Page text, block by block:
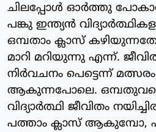
ചിലപ്പോൾ ഓർത്തു
പങ്കു ഇന്ത്യൻ
ഒമ്പതാം ക്ലാസ്
മാറി മറിയുന്നു എന്ന്.
നിർവചനം പെട്ടെന്ന്
ആകുന്നപോലെ.
വിദ്യാർത്ഥി ജീവിതം
പത്താം ക്ലാസ് ആകുമ്പോ,